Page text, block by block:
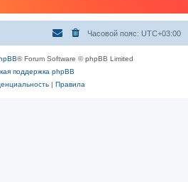
Часовой пояс: UTC+03:00
® Forum Software © phpBB Limited
поддержка phpBB
| Правила